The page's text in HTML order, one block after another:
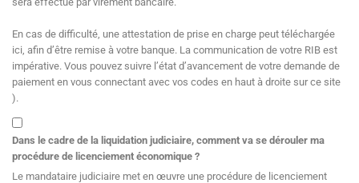
En cas de difficulté, une attestation de prise en charge peut téléchargée
ici, afin d’être remise à votre banque. La communication de votre RIB est
impérative. Vous pouvez suivre l’état d’avancement de votre demande de
paiement en vous connectant avec vos codes en haut à droite sur ce site
).
Dans le cadre de la liquidation judiciaire, comment va se dérouler ma
procédure de licenciement économique ?
Le mandataire judiciaire met en œuvre une procédure de licenciement